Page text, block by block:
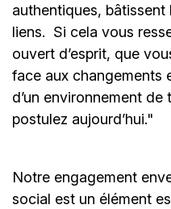
authentiques,
liens. Si cela vous
ouvert d’esprit, que
face aux changements
d’un environnement
postulez aujourd’hui."
Notre engagement
social est un élément